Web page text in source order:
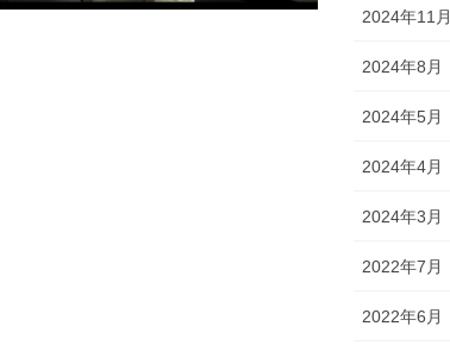
2024年11月
2024年8月
2024年5月
2024年4月
2024年3月
2022年7月
2022年6月